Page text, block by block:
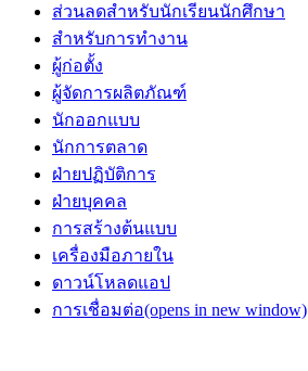
ส่วนลดสำหรับนักเรียนนักศึกษา
สำหรับการทำงาน
ผู้ก่อตั้ง
ผู้จัดการผลิตภัณฑ์
นักออกแบบ
นักการตลาด
ฝ่ายปฏิบัติการ
ฝ่ายบุคคล
การสร้างต้นแบบ
เครื่องมือภายใน
ดาวน์โหลดแอป
การเชื่อมต่อ(opens in new window)